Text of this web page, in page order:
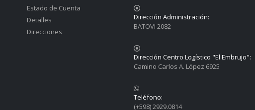
Estado de Cuenta
Detalles
Direcciones
Dirección Administración:
BATOVI 2082
Dirección Centro Logístico "El Embrujo":
Camino Carlos A. López 6925
Teléfono:
(+598) 2929.0814